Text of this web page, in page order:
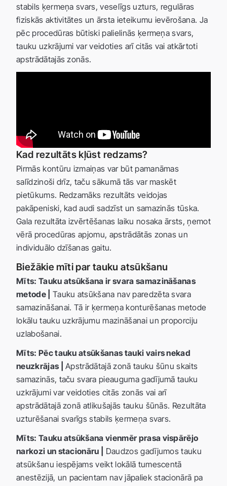
stabils ķermeņa svars, veselīgs uzturs, regulāras
fiziskās aktivitātes un ārsta ieteikumu ievērošana. Ja
pēc procedūras būtiski palielinās ķermeņa svars,
tauku uzkrājumi var veidoties arī citās vai atkārtoti
apstrādātajās zonās.
Kad rezultāts kļūst redzams?
Pirmās kontūru izmaiņas var būt pamanāmas
salīdzinoši drīz, taču sākumā tās var maskēt
pietūkums. Redzamāks rezultāts veidojas
pakāpeniski, kad audi sadzīst un samazinās tūska.
Gala rezultāta izvērtēšanas laiku nosaka ārsts, ņemot
vērā procedūras apjomu, apstrādātās zonas un
individuālo dzīšanas gaitu.
Biežākie mīti par tauku atsūkšanu
Mīts: Tauku atsūkšana ir svara samazināšanas
metode |
Tauku atsūkšana nav paredzēta svara
samazināšanai. Tā ir ķermeņa konturēšanas metode
lokālu tauku uzkrājumu mazināšanai un proporciju
uzlabošanai.
Mīts: Pēc tauku atsūkšanas tauki vairs nekad
neuzkrājas | Apstrādātajā zonā tauku šūnu skaits
samazinās, taču svara pieauguma gadījumā tauku
uzkrājumi var veidoties citās zonās vai arī
apstrādātajā zonā atlikušajās tauku šūnās. Rezultāta
uzturēšanai svarīgs stabils ķermeņa svars.
Mīts: Tauku atsūkšana vienmēr prasa vispārējo
narkozi un stacionāru |
Daudzos gadījumos tauku
atsūkšanu iespējams veikt lokālā tumescentā
anestēzijā, un pacientam nav jāpaliek stacionārā pa